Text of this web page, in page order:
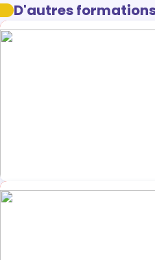
D'autres